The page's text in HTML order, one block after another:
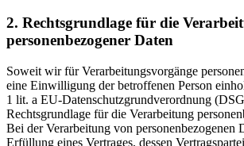
2. Rechtsgrundlage für die
personenbezogener Daten
Soweit wir für Verarbeitungsvorgänge
eine Einwilligung der betroffenen Person
1 lit. a EU-Datenschutzgrundverordnung
Rechtsgrundlage für die Verarbeitung
Bei der Verarbeitung von personenbezogenen
Erfüllung eines Vertrages, dessen